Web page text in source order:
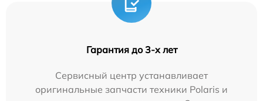
Гарантия до 3-х лет
Сервисный центр устанавливает
оригинальные запчасти техники Polaris и